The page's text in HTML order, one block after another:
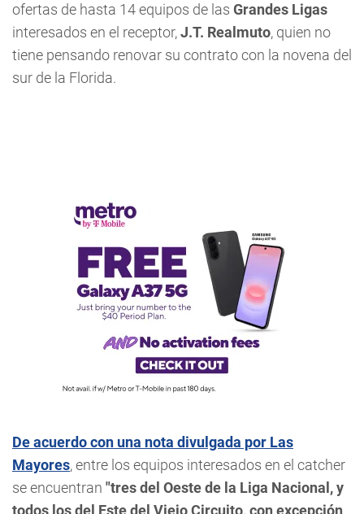
ofertas de hasta 14 equipos de las Grandes Ligas
interesados en el receptor,J.T. Realmuto, quien no
tiene pensando renovar su contrato con la novena del
sur de la Florida.
De acuerdo con una nota divulgada por Las
Mayores, entre los equipos interesados en el catcher
se encuentran "tres del Oeste de la Liga Nacional, y
todos los del Este del Viejo Circuito, con excepción